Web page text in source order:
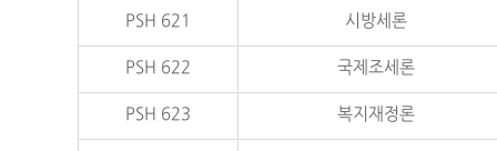
PSH 621 시방세론
PSH 622 국제조세론
PSH 623 복지재정론